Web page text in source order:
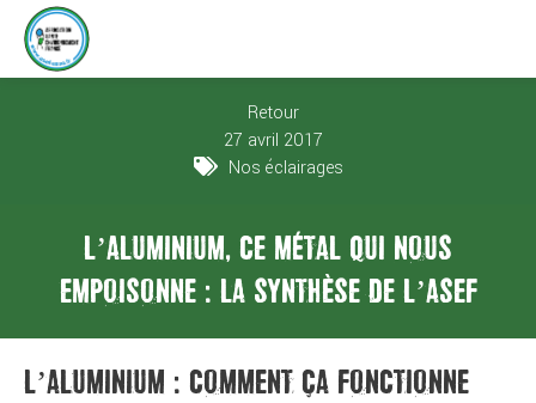
Retour
27 avril 2017
Nos éclairages
L’ALUMINIUM, CE MÉTAL QUI NOUS
EMPOISONNE : LA SYNTHÈSE DE L’ASEF
L’ALUMINIUM : COMMENT ÇA FONCTIONNE